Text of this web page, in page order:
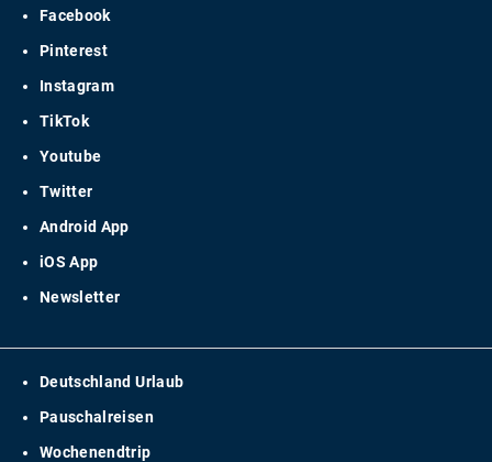
Facebook
Pinterest
Instagram
TikTok
Youtube
Twitter
Android App
iOS App
Newsletter
Deutschland Urlaub
Pauschalreisen
Wochenendtrip